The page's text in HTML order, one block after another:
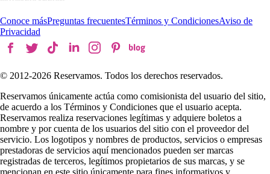
Conoce másPreguntas frecuentesTérminos y CondicionesAviso de
Privacidad
© 2012-2026 Reservamos. Todos los derechos reservados.
Reservamos únicamente actúa como comisionista del usuario del sitio,
de acuerdo a los Términos y Condiciones que el usuario acepta.
Reservamos realiza reservaciones legítimas y adquiere boletos a
nombre y por cuenta de los usuarios del sitio con el proveedor del
servicio. Los logotipos y nombres de productos, servicios o empresas
prestadoras de servicios aquí mencionados pueden ser marcas
registradas de terceros, legítimos propietarios de sus marcas, y se